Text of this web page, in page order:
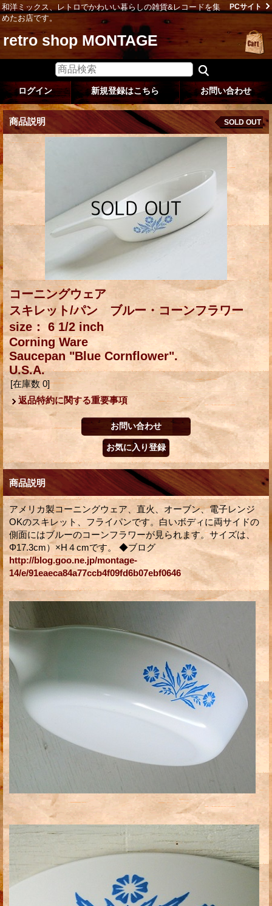
和洋ミックス、レトロでかわいい暮らしの雑貨&レコードを集
めたお店です。
PCサイト
retro shop MONTAGE
ログイン 新規登録はこちら お問い合わせ
商品説明 SOLD OUT
コーニングウェア
スキレット/パン ブルー・コーンフラワー
size： 6 1/2 inch
Corning Ware
Saucepan "Blue Cornflower".
U.S.A.
[在庫数 0]
返品特約に関する重要事項
商品説明
アメリカ製コーニングウェア、直火、オーブン、電子レンジ
OKのスキレット、フライパンです。白いボディに両サイドの
側面にはブルーのコーンフラワーが見られます。サイズは、
Φ17.3cm）×H４cmです。 ◆ブログ
http://blog.goo.ne.jp/montage-
14/e/91eaeca84a77ccb4f09fd6b07ebf0646